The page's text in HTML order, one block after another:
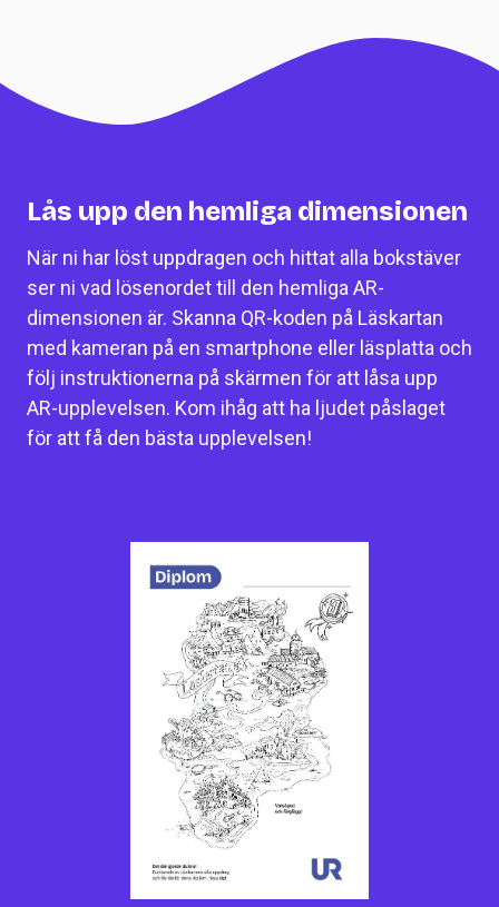
Lås upp den hemliga dimensionen
När ni har löst uppdragen och hittat alla bokstäver
ser ni vad lösenordet till den hemliga AR-
dimensionen är. Skanna QR-koden på Läskartan
med kameran på en smartphone eller läsplatta och
följ instruktionerna på skärmen för att låsa upp
AR-upplevelsen. Kom ihåg att ha ljudet påslaget
för att få den bästa upplevelsen!